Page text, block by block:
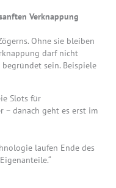
Verknappung
Ohne sie bleiben
darf nicht
sein. Beispiele
Slots für
– danach geht es erst im
laufen Ende des